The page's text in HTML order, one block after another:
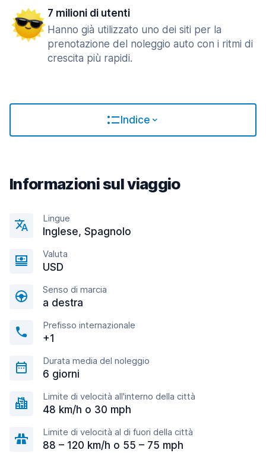
7 milioni di utenti
Hanno già utilizzato uno dei siti per la
prenotazione del noleggio auto con i ritmi di
crescita più rapidi.
Indice
Informazioni sul viaggio
Lingue
Inglese, Spagnolo
Valuta
USD
Senso di marcia
a destra
Prefisso internazionale
+1
Durata media del noleggio
6 giorni
Limite di velocità all'interno della città
48 km/h o 30 mph
Limite di velocità al di fuori della città
88 – 120 km/h o 55 – 75 mph